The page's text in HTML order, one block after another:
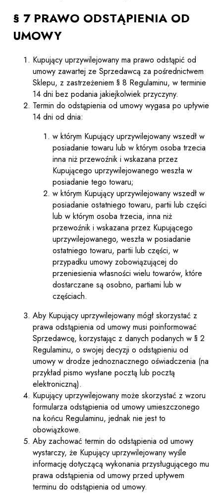
§ 7 PRAWO ODSTĄPIENIA OD
UMOWY
Kupujący uprzywilejowany ma prawo odstąpić od
umowy zawartej ze Sprzedawcą za pośrednictwem
Sklepu, z zastrzeżeniem § 8 Regulaminu, w terminie
14 dni bez podania jakiejkolwiek przyczyny.
Termin do odstąpienia od umowy wygasa po upływie
14 dni od dnia:
w którym Kupujący uprzywilejowany wszedł w
posiadanie towaru lub w którym osoba trzecia
inna niż przewoźnik i wskazana przez
Kupującego uprzywilejowanego weszła w
posiadanie tego towaru;
w którym Kupujący uprzywilejowany wszedł w
posiadanie ostatniego towaru, partii lub części
lub w którym osoba trzecia, inna niż
przewoźnik i wskazana przez Kupującego
uprzywilejowanego, weszła w posiadanie
ostatniego towaru, partii lub części, w
przypadku umowy zobowiązującej do
przeniesienia własności wielu towarów, które
dostarczane są osobno, partiami lub w
częściach.
Aby Kupujący uprzywilejowany mógł skorzystać z
prawa odstąpienia od umowy musi poinformować
Sprzedawcę, korzystając z danych podanych w § 2
Regulaminu, o swojej decyzji o odstąpieniu od
umowy w drodze jednoznacznego oświadczenia (na
przykład pismo wysłane pocztą lub pocztą
elektroniczną).
Kupujący uprzywilejowany może skorzystać z wzoru
formularza odstąpienia od umowy umieszczonego
na końcu Regulaminu, jednak nie jest to
obowiązkowe.
Aby zachować termin do odstąpienia od umowy
wystarczy, że Kupujący uprzywilejowany wyśle
informację dotyczącą wykonania przysługującego mu
prawa odstąpienia od umowy przed upływem
terminu do odstąpienia od umowy.